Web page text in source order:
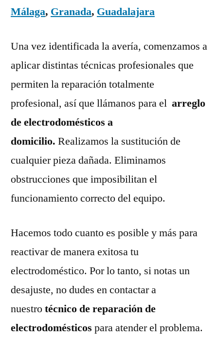
Málaga, Granada, Guadalajara
Una vez identificada la avería, comenzamos a
aplicar distintas técnicas profesionales que
permiten la reparación totalmente
profesional, así que llámanos para el arreglo
de electrodomésticos a
domicilio. Realizamos la sustitución de
cualquier pieza dañada. Eliminamos
obstrucciones que imposibilitan el
funcionamiento correcto del equipo.
Hacemos todo cuanto es posible y más para
reactivar de manera exitosa tu
electrodoméstico. Por lo tanto, si notas un
desajuste, no dudes en contactar a
nuestrotécnico de reparación de
electrodomésticos para atender el problema.